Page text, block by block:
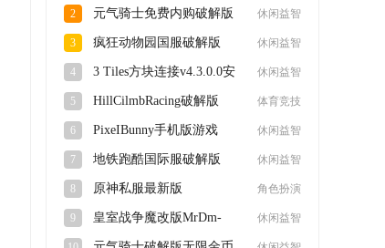
版v1.043.02安
卓版
2
元气骑士免费内购破解版
休闲益智
3
疯狂动物园国服破解版
休闲益智
4
3 Tiles方块连接v4.3.0.0安
休闲益智
5
HillCilmbRacing破解版
体育竞技
6
PixeIBunny手机版游戏
休闲益智
7
地铁跑酷国际服破解版
休闲益智
8
原神私服最新版
卓版
角色扮演
9
皇室战争魔改版MrDm-
休闲益智